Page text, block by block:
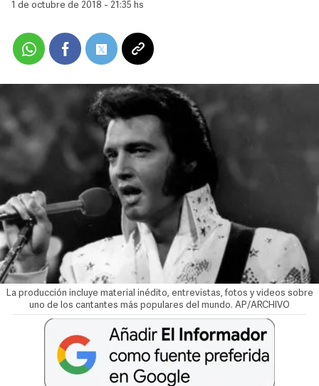
1 de octubre de 2018 - 21:35 hs
La producción incluye material inédito, entrevistas, fotos y videos sobre
uno de los cantantes más populares del mundo. AP/ARCHIVO